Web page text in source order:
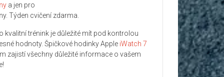
a jen pro
Týden cvičení zdarma.
kvalitní trénink je důležité mít pod kontrolou
hodnoty. Špičkové hodinky Apple iWatch 7
zajistí všechny důležité informace o vašem